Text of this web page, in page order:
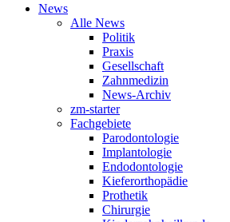
News
Alle News
Politik
Praxis
Gesellschaft
Zahnmedizin
News-Archiv
zm-starter
Fachgebiete
Parodontologie
Implantologie
Endodontologie
Kieferorthopädie
Prothetik
Chirurgie